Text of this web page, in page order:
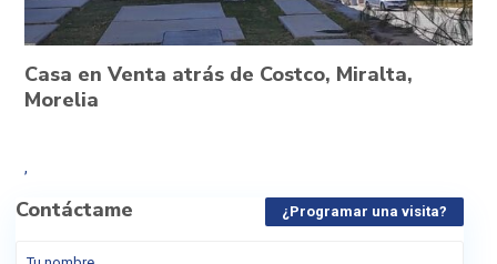
Casa en Venta atrás de Costco, Miralta,
Morelia
,
Contáctame ¿Programar una visita?